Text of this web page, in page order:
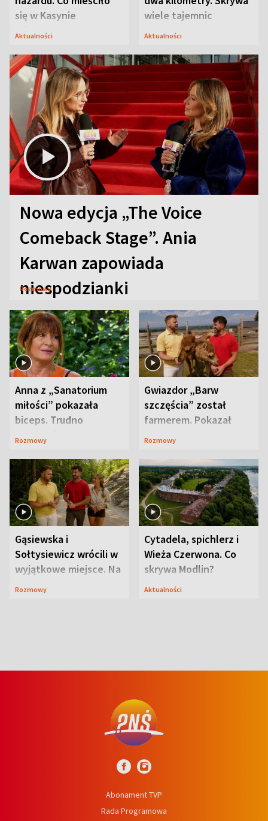
się w Kasynie
Oficerskim?
Aktualności
wiele tajemnic
Aktualności
Nowa edycja „The Voice
Comeback Stage”. Ania
Karwan zapowiada
niespodzianki
Rozmowy
Anna z „Sanatorium
miłości” pokazała
biceps. Trudno
uwierzyć, co przeszła
Rozmowy
Gwiazdor „Barw
szczęścia” został
farmerem. Pokazał
swoje niezwykłe
Rozmowy
Gąsiewska i
Sołtysiewicz wrócili w
wyjątkowe miejsce. Na
szlaku czekał
Rozmowy
Cytadela, spichlerz i
Wieża Czerwona. Co
skrywa Modlin?
Aktualności
Abonament TVP
Rada Programowa